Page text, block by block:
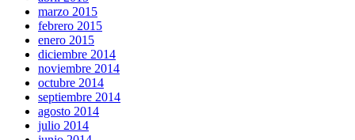
marzo 2015
febrero 2015
enero 2015
diciembre 2014
noviembre 2014
octubre 2014
septiembre 2014
agosto 2014
julio 2014